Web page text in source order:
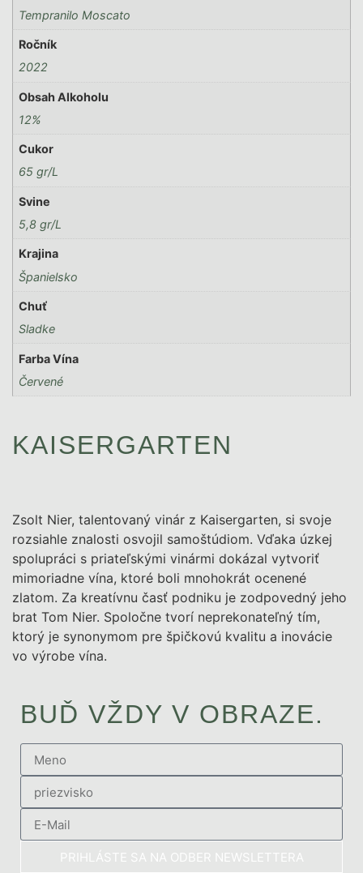
Tempranilo Moscato
Ročník
2022
Obsah Alkoholu
12%
Cukor
65 gr/L
Svine
5,8 gr/L
Krajina
Španielsko
Chuť
Sladke
Farba Vína
Červené
KAISERGARTEN
Zsolt Nier, talentovaný vinár z Kaisergarten, si svoje
rozsiahle znalosti osvojil samoštúdiom. Vďaka úzkej
spolupráci s priateľskými vinármi dokázal vytvoriť
mimoriadne vína, ktoré boli mnohokrát ocenené
zlatom. Za kreatívnu časť podniku je zodpovedný jeho
brat Tom Nier. Spoločne tvorí neprekonateľný tím,
ktorý je synonymom pre špičkovú kvalitu a inovácie
vo výrobe vína.
BUĎ VŽDY V OBRAZE.
PRIHLÁSTE SA NA ODBER NEWSLETTERA